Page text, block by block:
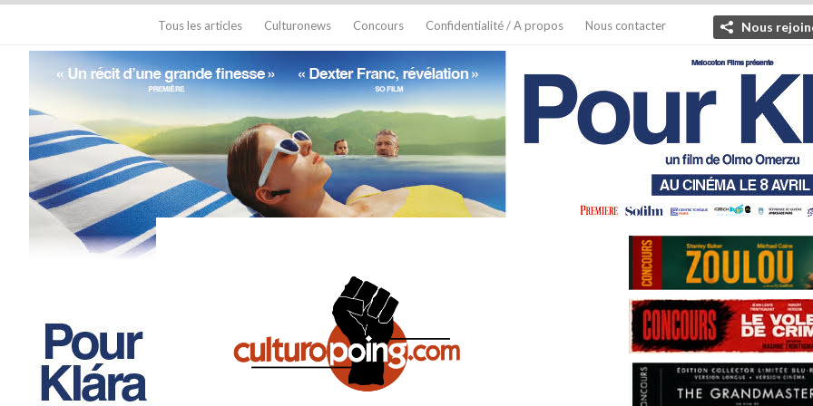
Tous les articles Culturonews Concours Confidentialité / A propos Nous contacter Nous